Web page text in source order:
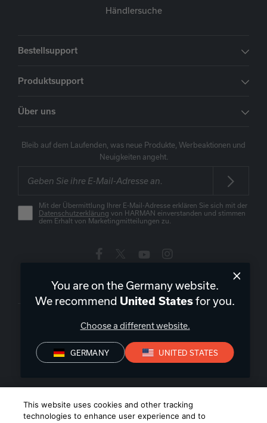
Händlersuche
Bestellsupport
Produktsupport
Über uns
Bleib auf dem Laufenden, was neue Produkte, Werbeaktionen und
Neuigkeiten angeht.
Mit der Übermittlung Ihrer E-Mail-Adresse erklären Sie sich mit der
Datenschutzerklärung von HARMAN einverstanden und stimmen
dem Erhalt von Marketingmitteilungen zu.
Deutschland| DE
Datenschutz Konformitätserklärungen
Verkaufsbedingungen
reserved.
You are on the Germany website.
We recommend United Statesfor you.
Choose a different website.
GERMANY UNITED STATES
This website uses cookies and other tracking
technologies to enhance user experience and to